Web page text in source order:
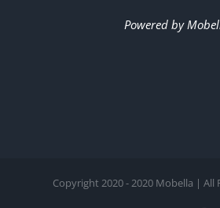
Powered by
Copyright 2020 - 2020 Mobella | All